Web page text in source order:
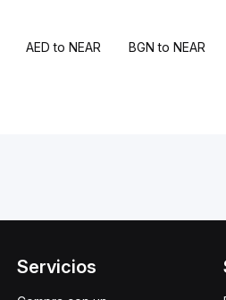
AED to NEAR BGN to NEAR
Servicios